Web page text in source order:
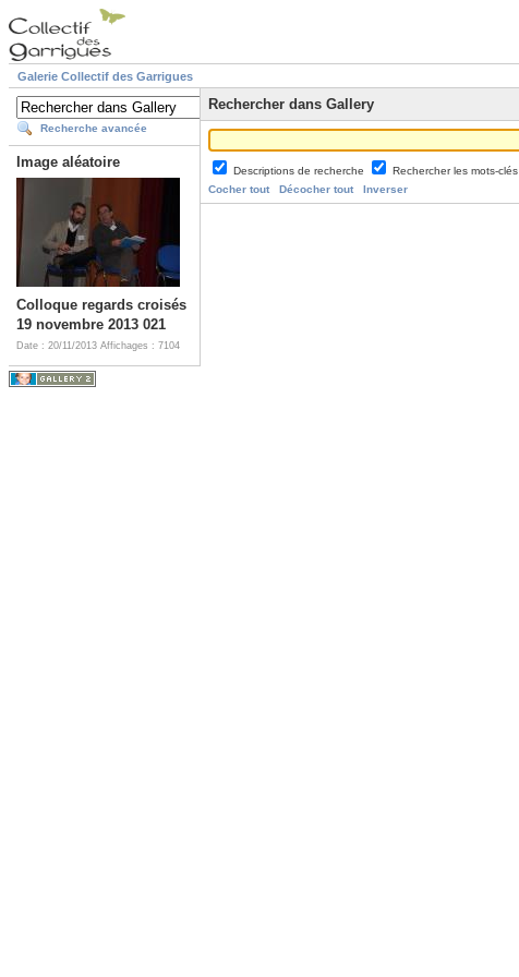
Galerie Collectif des Garrigues
Recherche avancée
Image aléatoire
Colloque regards croisés
19 novembre 2013 021
Date : 20/11/2013 Affichages : 7104
Rechercher dans Gallery
Descriptions de recherche Rechercher les mots-clés
Cocher tout
Décocher tout Inverser